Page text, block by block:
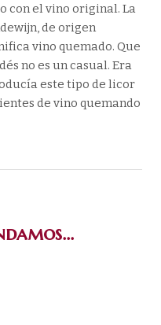
con el vino original. La
de origen
vino quemado. Que
no es un casual. Era
este tipo de licor
de vino quemando